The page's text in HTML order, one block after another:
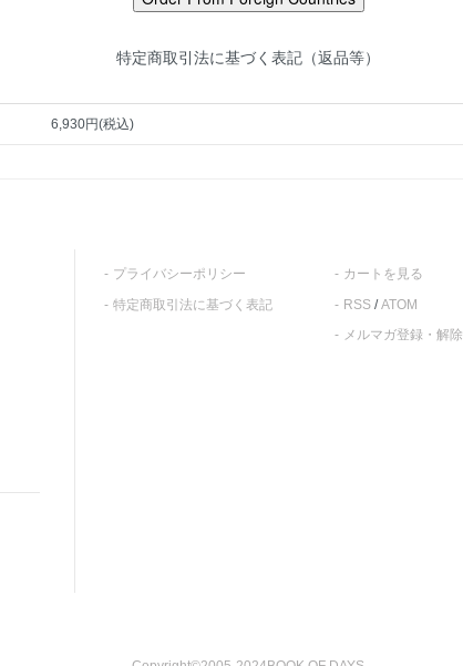
特定商取引法に基づく表記（返品等）
6,930円(税込)
プライバシーポリシー
特定商取引法に基づく表記
カートを見る
RSS/ATOM
メルマガ登録・解除